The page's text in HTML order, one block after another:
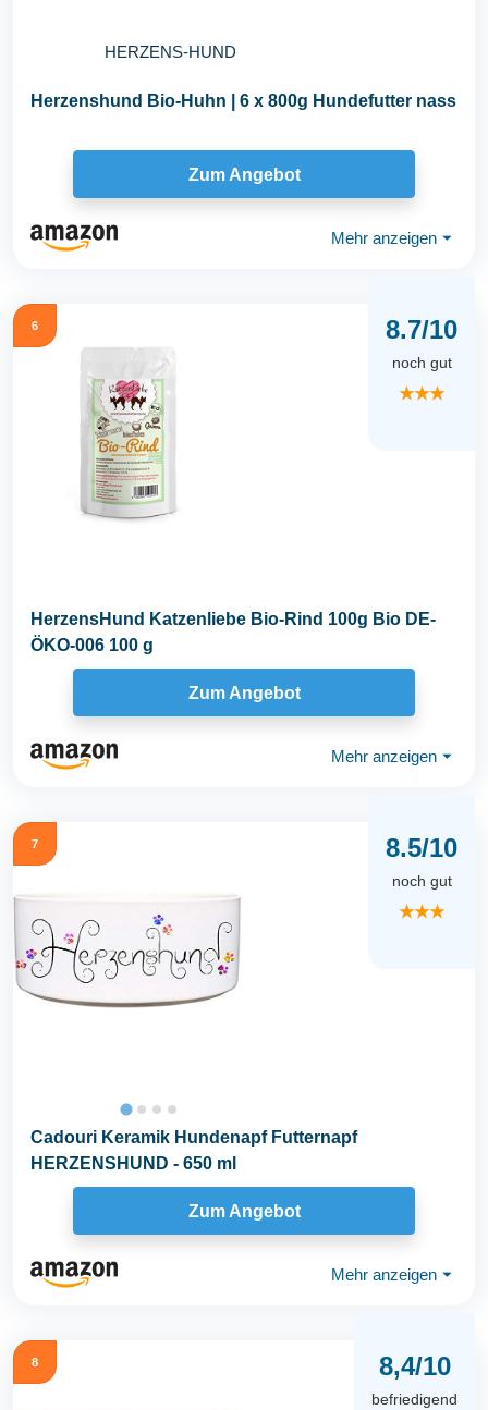
HERZENS-HUND
Herzenshund Bio-Huhn | 6 x 800g Hundefutter nass
Zum Angebot
Mehr anzeigen ⏷
6 8.7/10
noch gut
★★★
HerzensHund Katzenliebe Bio-Rind 100g Bio DE-
ÖKO-006 100 g
Zum Angebot
Mehr anzeigen ⏷
7 8.5/10
noch gut
★★★
Cadouri Keramik Hundenapf Futternapf
HERZENSHUND - 650 ml
Zum Angebot
Mehr anzeigen ⏷
8 8,4/10
befriedigend